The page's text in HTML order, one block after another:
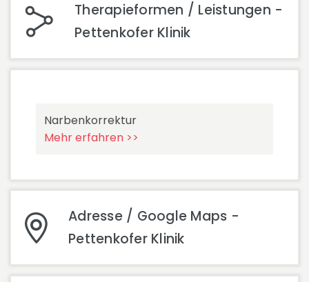
Therapieformen / Leistungen -
Pettenkofer Klinik
Narbenkorrektur
Mehr erfahren >>
Adresse / Google Maps -
Pettenkofer Klinik